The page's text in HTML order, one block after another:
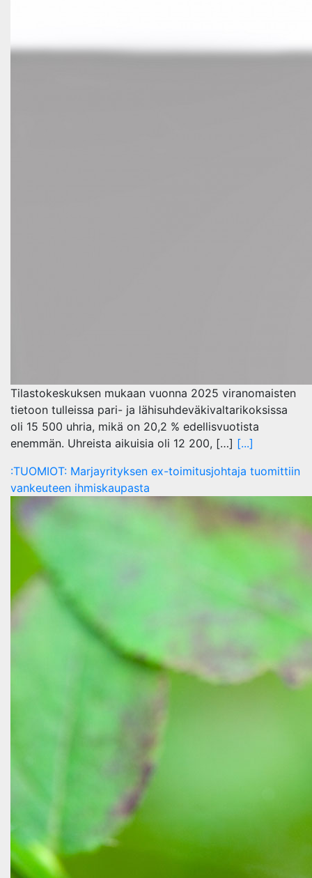
Tilastokeskuksen mukaan vuonna 2025 viranomaisten
tietoon tulleissa pari- ja lähisuhdeväkivaltarikoksissa
oli 15 500 uhria, mikä on 20,2 % edellisvuotista
enemmän. Uhreista aikuisia oli 12 200, […] [...]
:TUOMIOT: Marjayrityksen ex-toimitusjohtaja tuomittiin
vankeuteen ihmiskaupasta